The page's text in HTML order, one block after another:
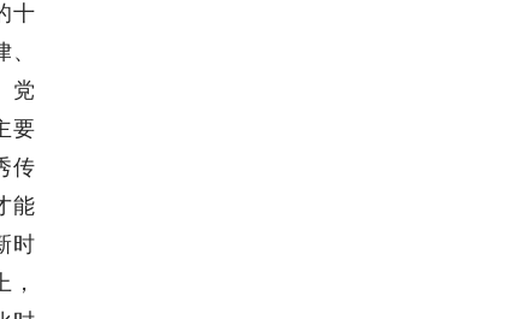
十
党
要
传
能
时